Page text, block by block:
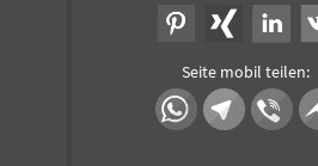
Seite mobil teilen: